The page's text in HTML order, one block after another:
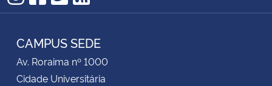
Instagram
Facebook
Twitter
RSS
CAMPUS SEDE
Av. Roraima nº 1000
Cidade Universitária